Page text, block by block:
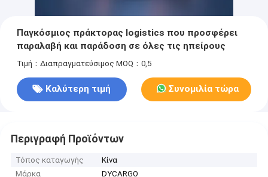
Παγκόσμιος πράκτορας logistics που προσφέρει
παραλαβή και παράδοση σε όλες τις ηπείρους
Τιμή：Διαπραγματεύσιμος MOQ：0,5
Καλύτερη τιμή Συνομιλία τώρα
Περιγραφή Προϊόντων
Τόπος καταγωγής
Κίνα
Μάρκα
DYCARGO